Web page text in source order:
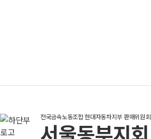
전국금속노동조합 현대자동차지부 판매위원회